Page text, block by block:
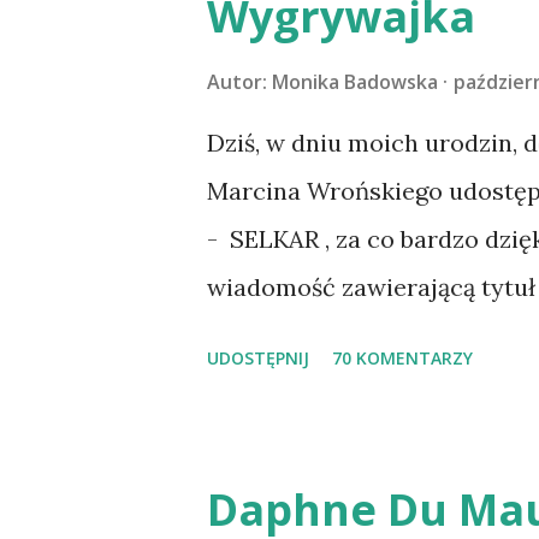
przeczytacie TUTAJ i
codzienności z psem, a
na wspólny jesienny wyjazd
psica miała atak padaczki,
wdrożyliśmy leczenie i od
wspólnym życiem
cieszyć sobą wzajemnie już
Wygrywajka
Autor: Monika Badowska
Dziś, w dniu moich urodzin,
Marcina Wrońskiego
- SELKAR , za co bardzo
wiadomość zawierającą
UDOSTĘPNIJ 70 KOMENTARZY
Daphne Du